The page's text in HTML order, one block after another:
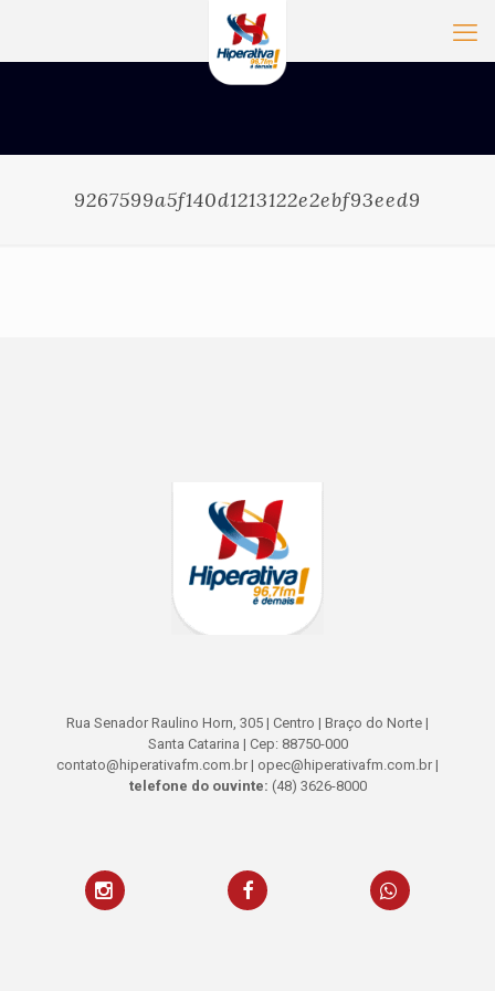
9267599a5f140d1213122e2ebf93eed9
Rua Senador Raulino Horn, 305 | Centro | Braço do Norte |
Santa Catarina | Cep: 88750-000
contato@hiperativafm.com.br | opec@hiperativafm.com.br |
telefone do ouvinte: (48) 3626-8000